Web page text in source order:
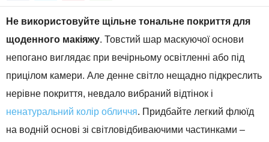
Не використовуйте щільне тональне покриття для
щоденного макіяжу. Товстий шар маскуючої основи
непогано виглядає при вечірньому освітленні або під
прицілом камери. Але денне світло нещадно підкреслить
нерівне покриття, невдало вибраний відтінок і
ненатуральний колір обличчя. Придбайте легкий флюїд
на водній основі зі світловідбиваючими частинками –